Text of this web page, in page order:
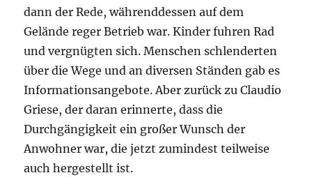
dann der Rede, währenddessen auf dem
Gelände reger Betrieb war. Kinder fuhren Rad
und vergnügten sich. Menschen schlenderten
über die Wege und an diversen Ständen gab es
Informationsangebote. Aber zurück zu Claudio
Griese, der daran erinnerte, dass die
Durchgängigkeit ein großer Wunsch der
Anwohner war, die jetzt zumindest teilweise
auch hergestellt ist.